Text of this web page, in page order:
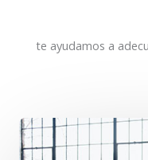
te ayudamos a